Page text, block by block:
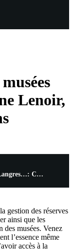
Lenoir,
Dans les coulisses des musées de Langres…: Caroline Lenoir, chargée des collections
gestion des réserves
ainsi que les
des musées. Venez
l’essence même
accès à la